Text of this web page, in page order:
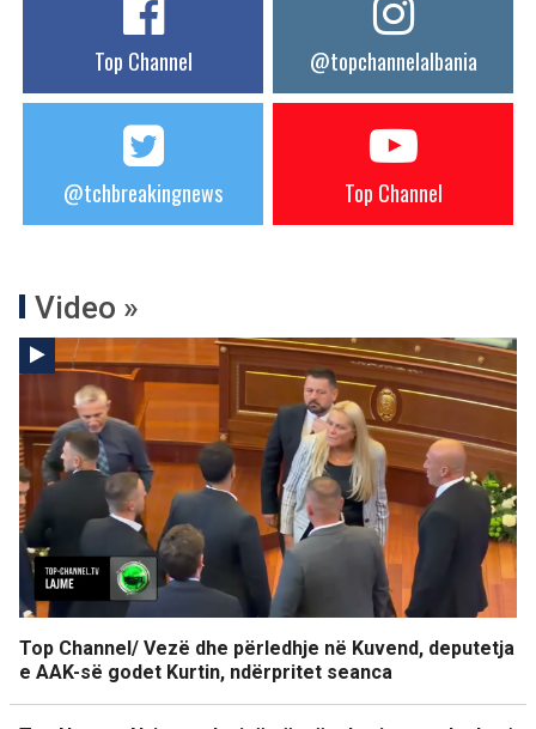
Top Channel @topchannelalbania
@tchbreakingnews Top Channel
Video »
Top Channel/ Vezë dhe përledhje në Kuvend, deputetja
e AAK-së godet Kurtin, ndërpritet seanca